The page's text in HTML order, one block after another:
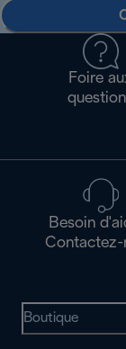
Foire
Besoin
Contactez-
Boutique